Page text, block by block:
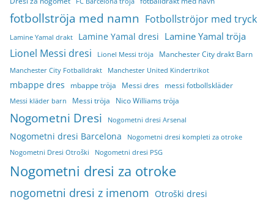
fotbollströja med namn Fotbollströjor med tryck
Lamine Yamal drakt Lamine Yamal dresi Lamine Yamal tröja
Lionel Messi dresi Lionel Messi tröja Manchester City drakt Barn
Manchester City Fotballdrakt Manchester United Kindertrikot
mbappe dres mbappe tröja Messi dres messi fotbollskläder
Messi kläder barn Messi tröja Nico Williams tröja
Nogometni Dresi Nogometni dresi Arsenal
Nogometni dresi Barcelona
Nogometni dresi kompleti za otroke
Nogometni Dresi Otroški
Nogometni dresi PSG
Nogometni dresi za otroke
nogometni dresi z imenom Otroški dresi